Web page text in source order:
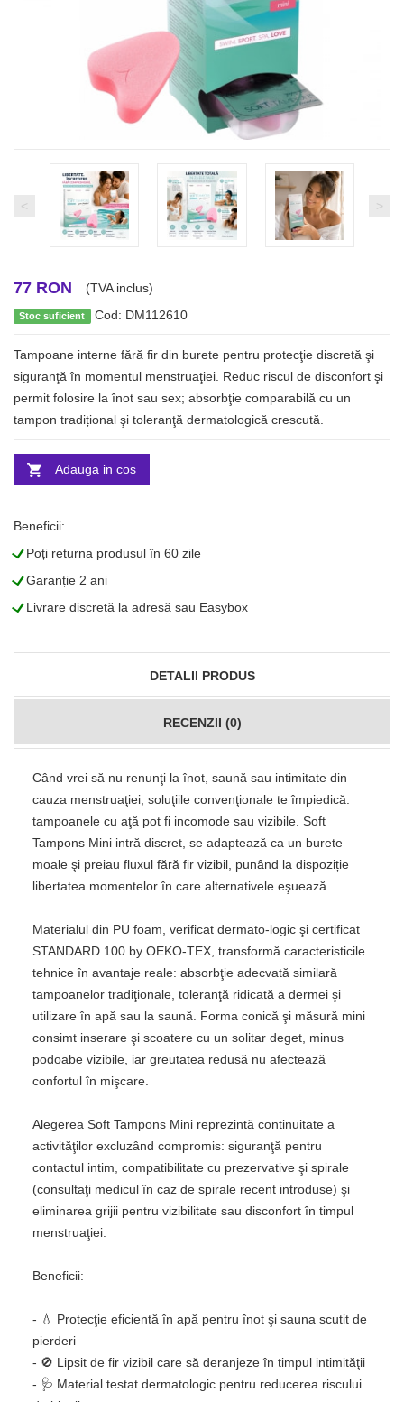
< >
77 RON (TVA inclus)
Stoc suficient Cod: DM112610
Tampoane interne fără fir din burete pentru protecţie discretă şi
siguranţă în momentul menstruaţiei. Reduc riscul de disconfort şi
permit folosire la înot sau sex; absorbţie comparabilă cu un
tampon tradițional şi toleranţă dermatologică crescută.
Adauga in cos
Beneficii:
LPoți returna produsul în 60 zile
LGaranție 2 ani
LLivrare discretă la adresă sau Easybox
DETALII PRODUS
RECENZII (0)
Când vrei să nu renunţi la înot, saună sau intimitate din
cauza menstruaţiei, soluţiile convenţionale te împiedică:
tampoanele cu aţă pot fi incomode sau vizibile. Soft
Tampons Mini intră discret, se adaptează ca un burete
moale şi preiau fluxul fără fir vizibil, punând la dispoziție
libertatea momentelor în care alternativele eşuează.
Materialul din PU foam, verificat dermato-logic şi certificat
STANDARD 100 by OEKO-TEX, transformă caracteristicile
tehnice în avantaje reale: absorbţie adecvată similară
tampoanelor tradiţionale, toleranţă ridicată a dermei şi
utilizare în apă sau la saună. Forma conică şi măsură mini
consimt inserare şi scoatere cu un solitar deget, minus
podoabe vizibile, iar greutatea redusă nu afectează
confortul în mişcare.
Alegerea Soft Tampons Mini reprezintă continuitate a
activităţilor excluzând compromis: siguranţă pentru
contactul intim, compatibilitate cu prezervative şi spirale
(consultaţi medicul în caz de spirale recent introduse) şi
eliminarea grijii pentru vizibilitate sau disconfort în timpul
menstruaţiei.
Beneficii:
- 💧 Protecţie eficientă în apă pentru înot şi sauna scutit de
pierderi
- 🚫 Lipsit de fir vizibil care să deranjeze în timpul intimităţii
- 🩺 Material testat dermatologic pentru reducerea riscului